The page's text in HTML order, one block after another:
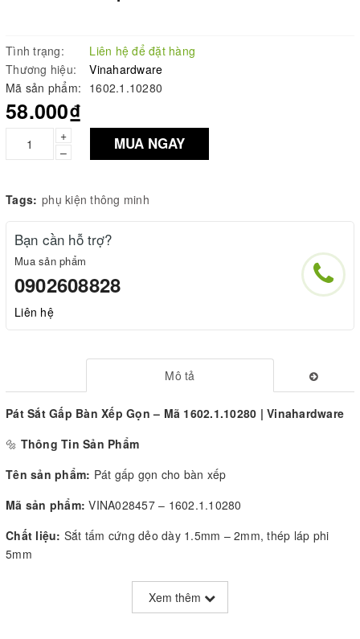
Tình trạng:
Liên hệ để đặt hàng
Thương hiệu:
Vinahardware
Mã sản phẩm: 1602.1.10280
58.000₫
+
–
MUA NGAY
Tags: phụ kiện thông minh
Bạn cần hỗ trợ?
Mua sản phẩm
0902608828
Liên hệ
Mô tả
Pát Sắt Gấp Bàn Xếp Gọn – Mã 1602.1.10280 | Vinahardware
🔩 Thông Tin Sản Phẩm
Tên sản phẩm: Pát gấp gọn cho bàn xếp
Mã sản phẩm: VINA028457 – 1602.1.10280
Chất liệu: Sắt tấm cứng dẻo dày 1.5mm – 2mm, thép láp phi
5mm
Dập nguội chính xác, liên kết bằng đinh rive, tích hợp lò
xo kéo giúp đóng/mở linh hoạtXem thêm